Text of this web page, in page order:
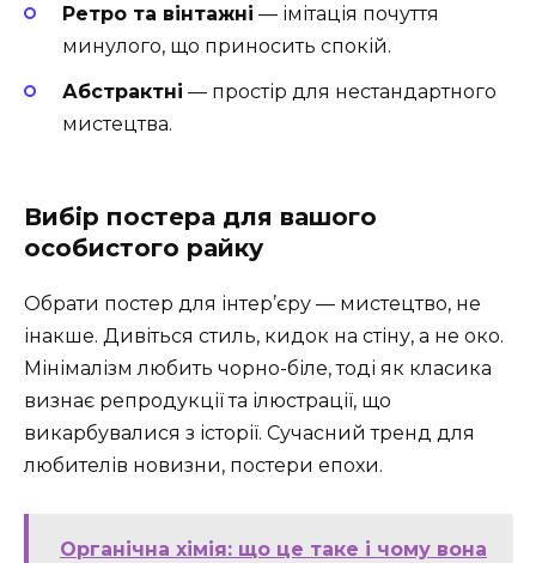
Ретро та вінтажні — імітація почуття
минулого, що приносить спокій.
Абстрактні — простір для нестандартного
мистецтва.
Вибір постера для вашого
особистого райку
Обрати постер для інтер’єру — мистецтво, не
інакше. Дивіться стиль, кидок на стіну, а не око.
Мінімалізм любить чорно-біле, тоді як класика
визнає репродукції та ілюстрації, що
викарбувалися з історії. Сучасний тренд для
любителів новизни, постери епохи.
Органічна хімія: що це таке і чому вона